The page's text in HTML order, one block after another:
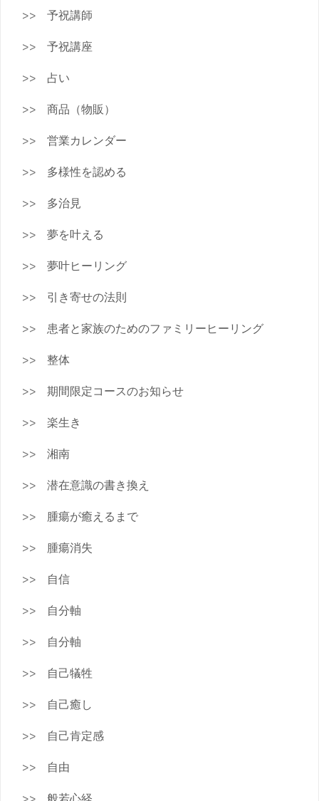
予祝講師
予祝講座
占い
商品（物販）
営業カレンダー
多様性を認める
多治見
夢を叶える
夢叶ヒーリング
引き寄せの法則
患者と家族のためのファミリーヒーリング
整体
期間限定コースのお知らせ
楽生き
湘南
潜在意識の書き換え
腫瘍が癒えるまで
腫瘍消失
自信
自分軸
自分軸
自己犠牲
自己癒し
自己肯定感
自由